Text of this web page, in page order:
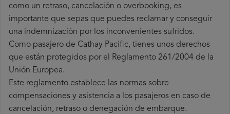
como un retraso, cancelación o overbooking, es
importante que sepas que puedes reclamar y conseguir
una indemnización por los inconvenientes sufridos.
Como pasajero de Cathay Pacific, tienes unos derechos
que están protegidos por el Reglamento 261/2004 de la
Unión Europea.
Este reglamento establece las normas sobre
compensaciones y asistencia a los pasajeros en caso de
cancelación, retraso o denegación de embarque.